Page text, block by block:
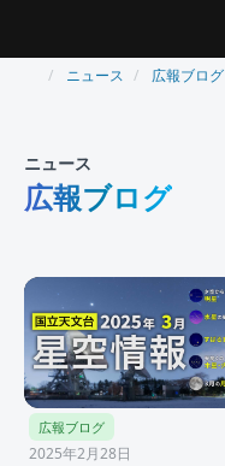
ニュース 広報ブログ
ニュース
広報ブログ
広報ブログ
2025年2月28日